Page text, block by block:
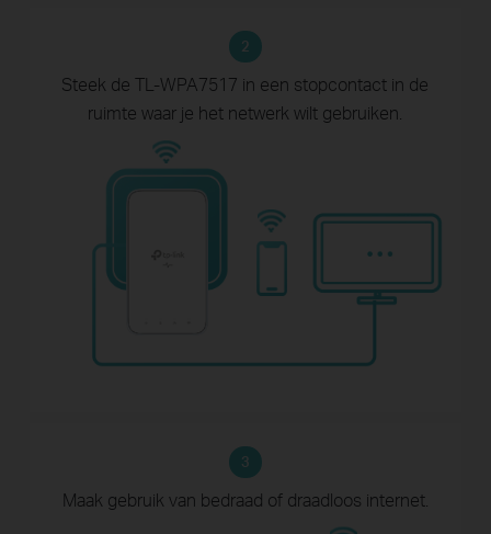
2
Steek de TL-WPA7517 in een stopcontact in de
ruimte waar je het netwerk wilt gebruiken.
3
Maak gebruik van bedraad of draadloos internet.